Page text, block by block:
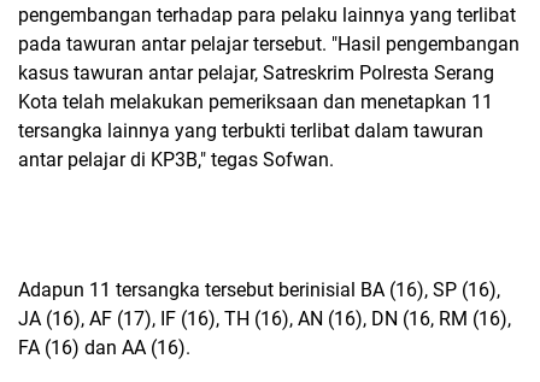
pengembangan terhadap para pelaku lainnya yang terlibat
pada tawuran antar pelajar tersebut. "Hasil pengembangan
kasus tawuran antar pelajar, Satreskrim Polresta Serang
Kota telah melakukan pemeriksaan dan menetapkan 11
tersangka lainnya yang terbukti terlibat dalam tawuran
antar pelajar di KP3B," tegas Sofwan.
Adapun 11 tersangka tersebut berinisial BA (16), SP (16),
JA (16), AF (17), IF (16), TH (16), AN (16), DN (16, RM (16),
FA (16) dan AA (16).